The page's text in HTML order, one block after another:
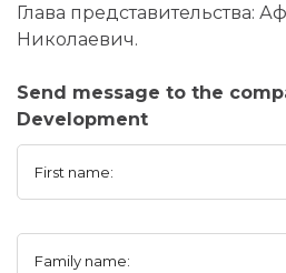
Глава представительства:
Николаевич.
Send message to the
Development
First name:
Family name: